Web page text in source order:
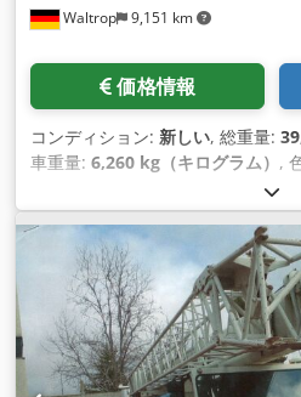
Waltrop 9,151 km
価格情報
コンディション: 新しい, 総重量:
車重量: 6,260 kg（キログラム） ,
2026, 最
ログラム）, サスペンション:空気,
9,400 mm , 荷室幅:2,440
輪タイヤサイズ:
385/65 R 22.5,
1,310 mm, 装備:ABS（アンチ
ム）,